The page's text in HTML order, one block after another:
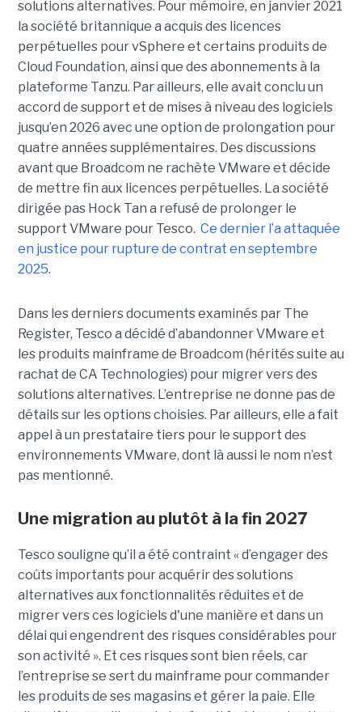
solutions alternatives. Pour mémoire, en janvier 2021
la société britannique a acquis des licences
perpétuelles pour vSphere et certains produits de
Cloud Foundation, ainsi que des abonnements à la
plateforme Tanzu. Par ailleurs, elle avait conclu un
accord de support et de mises à niveau des logiciels
jusqu’en 2026 avec une option de prolongation pour
quatre années supplémentaires. Des discussions
avant que Broadcom ne rachète VMware et décide
de mettre fin aux licences perpétuelles. La société
dirigée pas Hock Tan a refusé de prolonger le
support VMware pour Tesco. Ce dernier l’a attaquée
en justice pour rupture de contrat en septembre
2025.
Dans les derniers documents examinés par The
Register, Tesco a décidé d’abandonner VMware et
les produits mainframe de Broadcom (hérités suite au
rachat de CA Technologies) pour migrer vers des
solutions alternatives. L’entreprise ne donne pas de
détails sur les options choisies. Par ailleurs, elle a fait
appel à un prestataire tiers pour le support des
environnements VMware, dont là aussi le nom n’est
pas mentionné.
Une migration au plutôt à la fin 2027
Tesco souligne qu’il a été contraint « d’engager des
coûts importants pour acquérir des solutions
alternatives aux fonctionnalités réduites et de
migrer vers ces logiciels d'une manière et dans un
délai qui engendrent des risques considérables pour
son activité ». Et ces risques sont bien réels, car
l’entreprise se sert du mainframe pour commander
les produits de ses magasins et gérer la paie. Elle